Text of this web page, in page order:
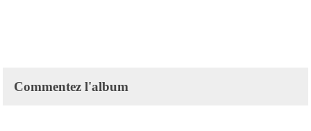
Commentez l'album